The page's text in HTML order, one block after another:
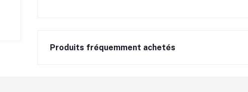
Produits fréquemment achetés